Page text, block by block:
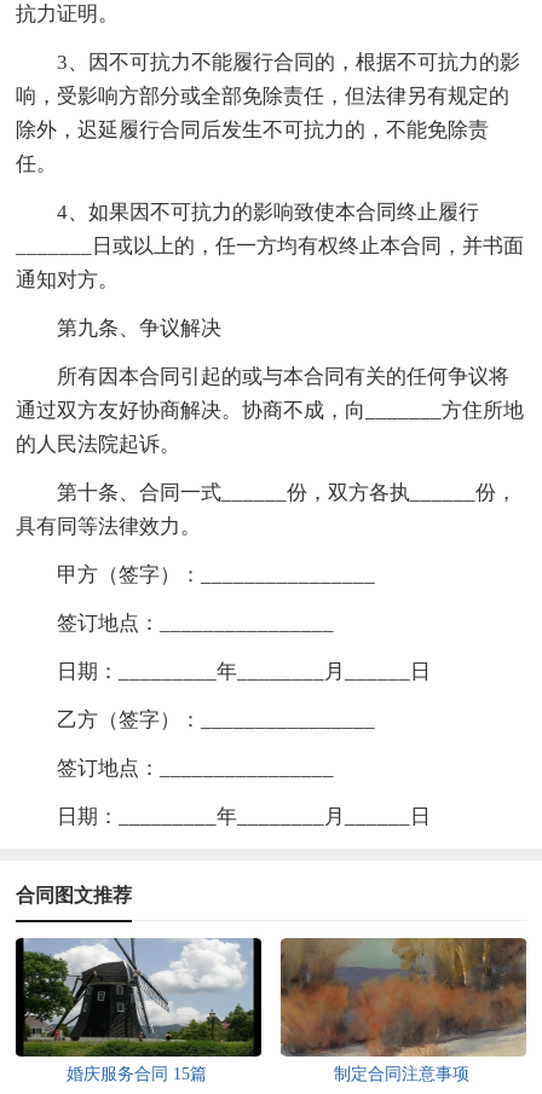
抗力证明。
3、因不可抗力不能履行合同的，根据不可抗力的影
响，受影响方部分或全部免除责任，但法律另有规定的
除外，迟延履行合同后发生不可抗力的，不能免除责
任。
4、如果因不可抗力的影响致使本合同终止履行
_______日或以上的，任一方均有权终止本合同，并书面
通知对方。
第九条、争议解决
所有因本合同引起的或与本合同有关的任何争议将
通过双方友好协商解决。协商不成，向_______方住所地
的人民法院起诉。
第十条、合同一式______份，双方各执______份，
具有同等法律效力。
甲方（签字）：________________
签订地点：________________
日期：_________年________月______日
乙方（签字）：________________
签订地点：________________
日期：_________年________月______日
合同图文推荐
婚庆服务合同 15篇 制定合同注意事项